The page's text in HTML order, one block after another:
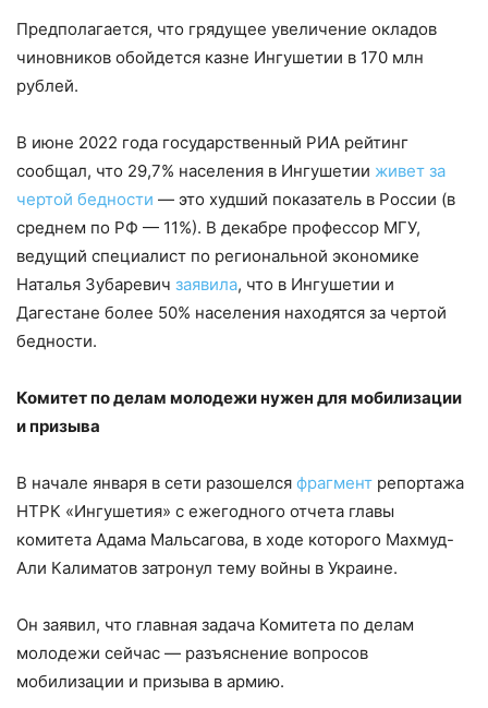
Предполагается, что грядущее увеличение окладов
чиновников обойдется казне Ингушетии в 170 млн
рублей.
В июне 2022 года государственный РИА рейтинг
сообщал, что 29,7% населения в Ингушетии живет за
чертой бедности — это худший показатель в России (в
среднем по РФ — 11%). В декабре профессор МГУ,
ведущий специалист по региональной экономике
Наталья Зубаревич заявила, что в Ингушетии и
Дагестане более 50% населения находятся за чертой
бедности.
Комитет по делам молодежи нужен для мобилизации
и призыва
В начале января в сети разошелся фрагмент репортажа
НТРК «Ингушетия» с ежегодного отчета главы
комитета Адама Мальсагова, в ходе которого Махмуд-
Али Калиматов затронул тему войны в Украине.
Он заявил, что главная задача Комитета по делам
молодежи сейчас — разъяснение вопросов
мобилизации и призыва в армию.